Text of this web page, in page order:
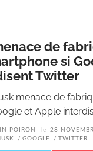
de
si
Twitter
menace de
et Apple
POIRON le
28
GOOGLE TWITTER